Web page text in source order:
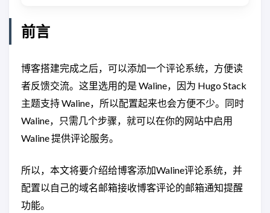
前言
博客搭建完成之后，可以添加一个评论系统，方便读
者反馈交流。这里选用的是 Waline，因为 Hugo Stack
主题支持 Waline，所以配置起来也会方便不少。同时
Waline，只需几个步骤，就可以在你的网站中启用
Waline 提供评论服务。
所以，本文将要介绍给博客添加Waline评论系统，并
配置以自己的域名邮箱接收博客评论的邮箱通知提醒
功能。